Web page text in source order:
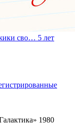
сво… 5 лет
1980